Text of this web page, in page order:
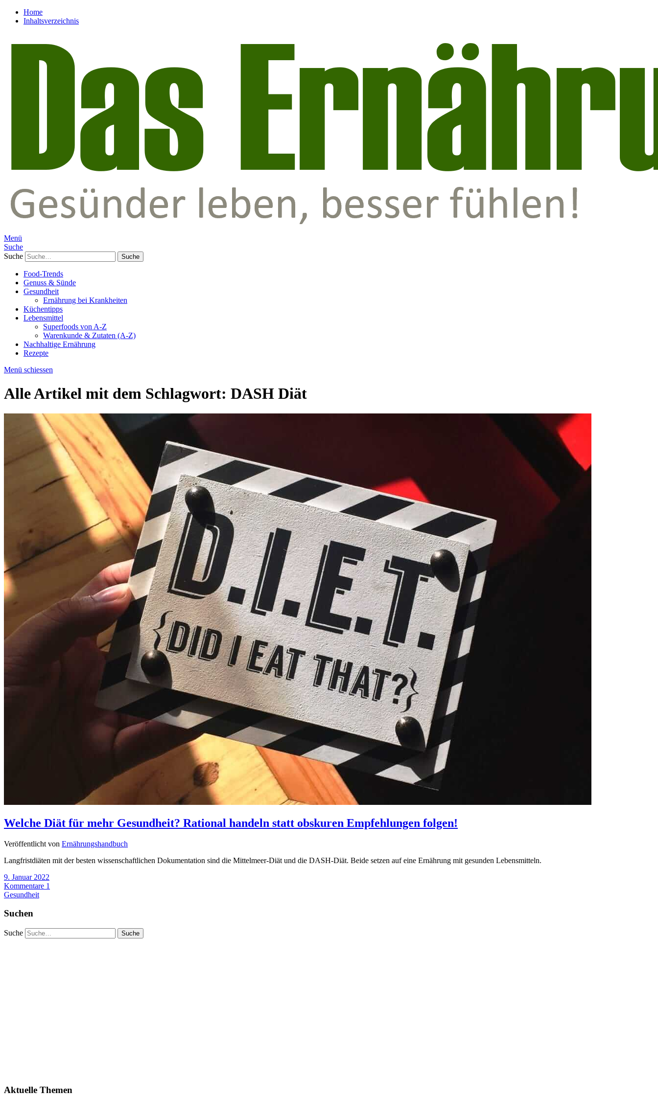
Home
Inhaltsverzeichnis
Menü
Suche
Suche
Food-Trends
Genuss & Sünde
Gesundheit
Ernährung bei Krankheiten
Küchentipps
Lebensmittel
Superfoods von A-Z
Warenkunde & Zutaten (A-Z)
Nachhaltige Ernährung
Rezepte
Menü schiessen
Alle Artikel mit dem Schlagwort: DASH Diät
Welche Diät für mehr Gesundheit? Rational handeln statt obskuren Empfehlungen folgen!
Veröffentlicht von Ernährungshandbuch
Langfristdiäten mit der besten wissenschaftlichen Dokumentation sind die Mittelmeer-Diät und die DASH-Diät. Beide setzen auf eine Ernährung mit gesunden Lebensmitteln.
9. Januar 2022
Kommentare 1
Gesundheit
Suchen
Suche
Aktuelle Themen